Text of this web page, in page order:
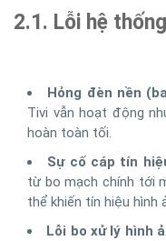
2.1. Lỗi hệ
Hỏng đèn nền
Tivi vẫn hoạt động
hoàn toàn tối.
Sự cố cáp tín
từ bo mạch chính tới
thể khiến tín hiệu hình
Lỗi bo xử lý hình